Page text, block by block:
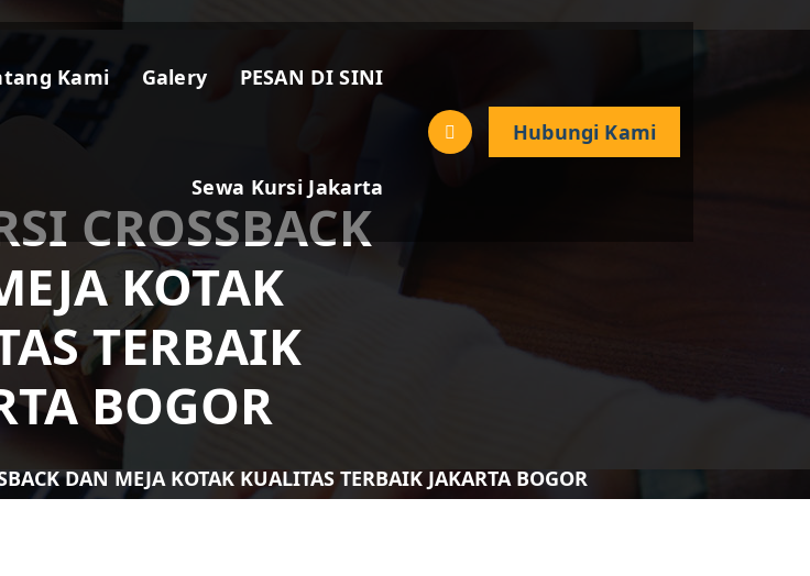
Kami Galery PESAN DI SINI
Sewa Kursi Jakarta
Hubungi Kami
CROSSBACK
KOTAK
TERBAIK
BOGOR
DAN MEJA KOTAK KUALITAS TERBAIK JAKARTA BOGOR